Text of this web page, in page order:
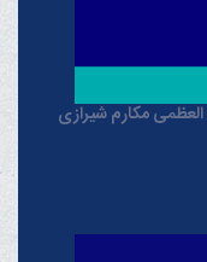
مکارم شیرازی